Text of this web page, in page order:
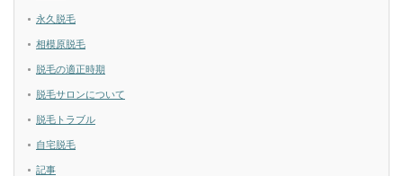
永久脱毛
相模原脱毛
脱毛の適正時期
脱毛サロンについて
脱毛トラブル
自宅脱毛
記事